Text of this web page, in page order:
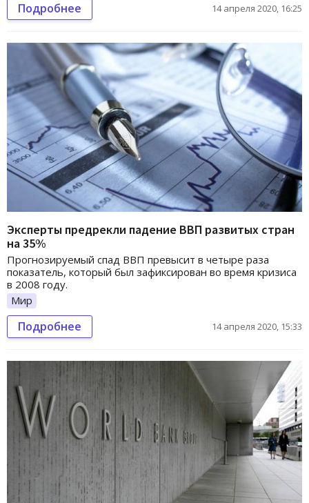
Подробнее 14 апреля 2020, 16:25
Эксперты предрекли падение ВВП развитых стран
на 35%
Прогнозируемый спад ВВП превысит в четыре раза
показатель, который был зафиксирован во время кризиса
в 2008 году.
Мир
Подробнее 14 апреля 2020, 15:33